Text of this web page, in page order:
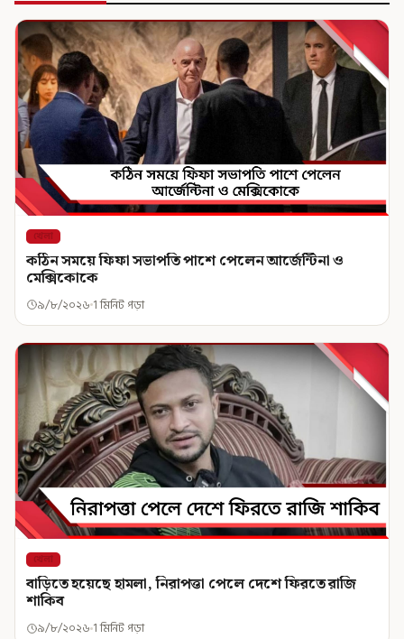
খেলা
কঠিন সময়ে ফিফা সভাপতি পাশে পেলেন আর্জেন্টিনা ও
মেক্সিকোকে
৯/৮/২০২৬ 1 মিনিট পড়া
খেলা
বাড়িতে হয়েছে হামলা, নিরাপত্তা পেলে দেশে ফিরতে রাজি
শাকিব
৯/৮/২০২৬ 1 মিনিট পড়া